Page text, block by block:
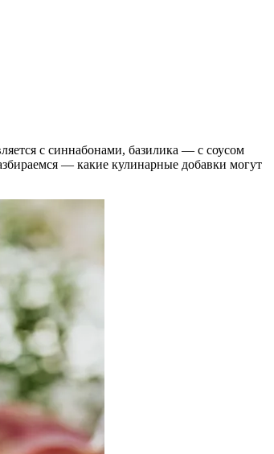
с синнабонами, базилика — с соусом
— какие кулинарные добавки могут